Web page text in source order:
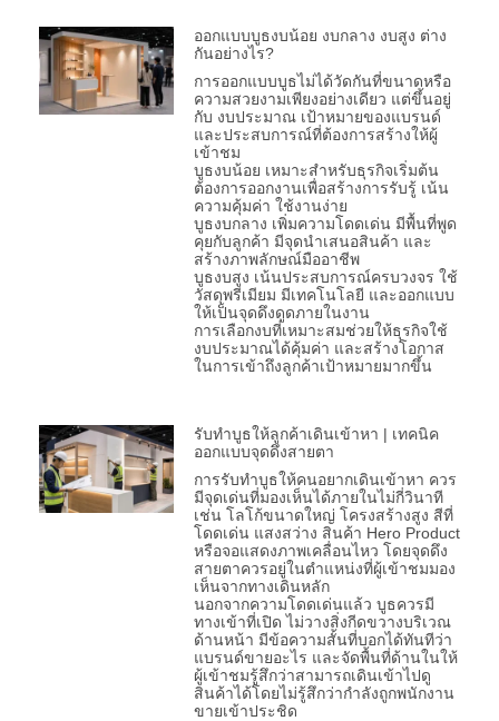
ออกแบบบูธงบน้อย งบกลาง งบสูง ต่าง
กันอย่างไร?
การออกแบบบูธไม่ได้วัดกันที่ขนาดหรือ
ความสวยงามเพียงอย่างเดียว แต่ขึ้นอยู่
กับ งบประมาณ เป้าหมายของแบรนด์
และประสบการณ์ที่ต้องการสร้างให้ผู้
เข้าชม
บูธงบน้อย เหมาะสำหรับธุรกิจเริ่มต้น
ต้องการออกงานเพื่อสร้างการรับรู้ เน้น
ความคุ้มค่า ใช้งานง่าย
บูธงบกลาง เพิ่มความโดดเด่น มีพื้นที่พูด
คุยกับลูกค้า มีจุดนำเสนอสินค้า และ
สร้างภาพลักษณ์มืออาชีพ
บูธงบสูง เน้นประสบการณ์ครบวงจร ใช้
วัสดุพรีเมียม มีเทคโนโลยี และออกแบบ
ให้เป็นจุดดึงดูดภายในงาน
การเลือกงบที่เหมาะสมช่วยให้ธุรกิจใช้
งบประมาณได้คุ้มค่า และสร้างโอกาส
ในการเข้าถึงลูกค้าเป้าหมายมากขึ้น
รับทำบูธให้ลูกค้าเดินเข้าหา | เทคนิค
ออกแบบจุดดึงสายตา
การรับทำบูธให้คนอยากเดินเข้าหา ควร
มีจุดเด่นที่มองเห็นได้ภายในไม่กี่วินาที
เช่น โลโก้ขนาดใหญ่ โครงสร้างสูง สีที่
โดดเด่น แสงสว่าง สินค้า Hero Product
หรือจอแสดงภาพเคลื่อนไหว โดยจุดดึง
สายตาควรอยู่ในตำแหน่งที่ผู้เข้าชมมอง
เห็นจากทางเดินหลัก
นอกจากความโดดเด่นแล้ว บูธควรมี
ทางเข้าที่เปิด ไม่วางสิ่งกีดขวางบริเวณ
ด้านหน้า มีข้อความสั้นที่บอกได้ทันทีว่า
แบรนด์ขายอะไร และจัดพื้นที่ด้านในให้
ผู้เข้าชมรู้สึกว่าสามารถเดินเข้าไปดู
สินค้าได้โดยไม่รู้สึกว่ากำลังถูกพนักงาน
ขายเข้าประชิด